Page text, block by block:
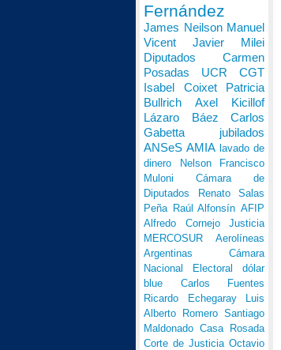
Fernández
James Neilson Manuel
Vicent Javier Milei
Diputados Carmen
Posadas UCR CGT
Isabel Coixet Patricia
Bullrich Axel Kicillof
Lázaro Báez Carlos
Gabetta jubilados
ANSeSAMIA lavado de
dinero
Nelson Francisco
Muloni Cámara de
Diputados
Renato Salas
Peña Raúl AlfonsínAFIP
Alfredo Cornejo Justicia
MERCOSUR Aerolíneas
Argentinas Cámara
Nacional Electoral dólar
blue Carlos Fuentes
Ricardo Echegaray
Luis
Alberto Romero Santiago
Maldonado Casa Rosada
Corte de Justicia Octavio